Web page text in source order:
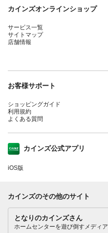
カインズオンラインショップ
サービス一覧
サイトマップ
店舗情報
お客様サポート
ショッピングガイド
利用規約
よくある質問
カインズ公式アプリ
iOS版
カインズのその他のサイト
となりのカインズさん
ホームセンターを遊び倒すメディア